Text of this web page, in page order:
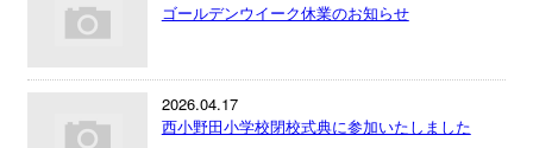
ゴールデンウイーク休業のお知らせ
2026.04.17
西小野田小学校閉校式典に参加いたしました